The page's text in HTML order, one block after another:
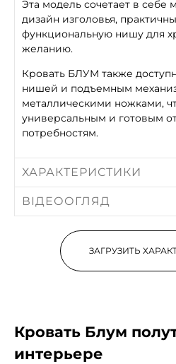
Эта модель сочетает в
дизайн изголовья,
функциональную нишу для
желанию.
Кровать БЛУМ также
нишей и подъемным
металлическими ножками,
универсальным и готовым
потребностям.
ХАРАКТЕРИСТИКИ
ВІДЕООГЛЯД
ЗАГРУЗИТЬ
Кровать Блум
интерьере